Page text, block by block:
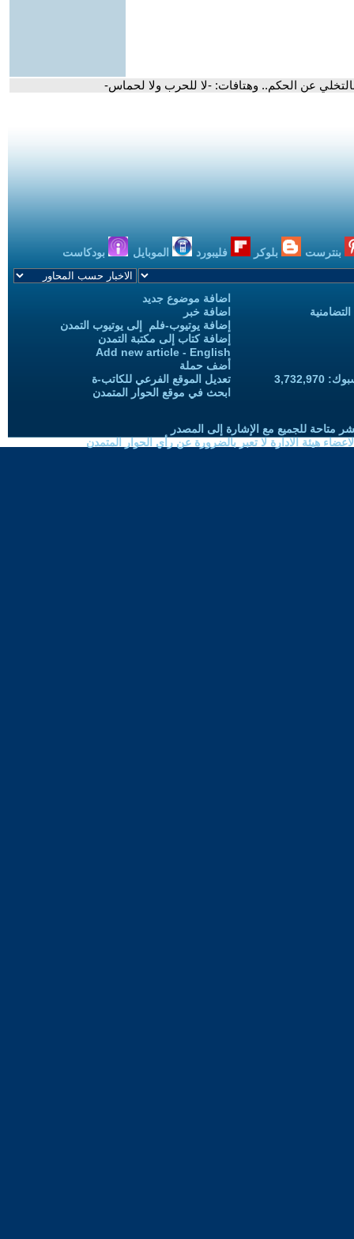
عن الحكم.. وهتافات: -لا للحرب ولا لحماس-
بنترست بلوكر فليبورد الموبايل بودكاست
اضافة موضوع جديد
اضافة خبر
إضافة يوتيوب-فلم إلى يوتيوب التمدن
إضافة كتاب إلى مكتبة التمدن
Add new article - English
أضف حملة
تعديل الموقع الفرعي للكاتب-ة
ابحث في موقع الحوار المتمدن
متاحة للجميع مع الإشارة إلى المصدر
هيئة الادارة لا تعبر بالضرورة عن رأي الحوار المتمدن